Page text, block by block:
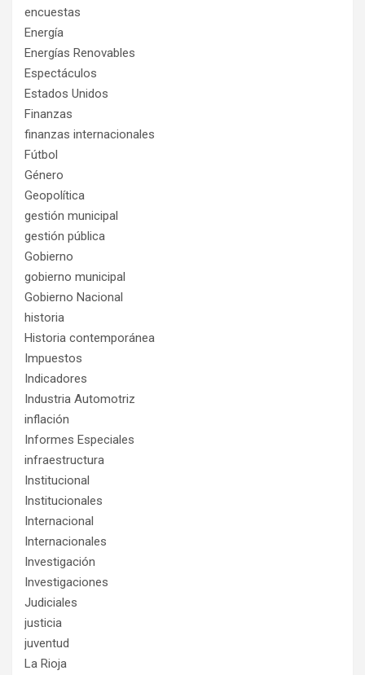
encuestas
Energía
Energías Renovables
Espectáculos
Estados Unidos
Finanzas
finanzas internacionales
Fútbol
Género
Geopolítica
gestión municipal
gestión pública
Gobierno
gobierno municipal
Gobierno Nacional
historia
Historia contemporánea
Impuestos
Indicadores
Industria Automotriz
inflación
Informes Especiales
infraestructura
Institucional
Institucionales
Internacional
Internacionales
Investigación
Investigaciones
Judiciales
justicia
juventud
La Rioja